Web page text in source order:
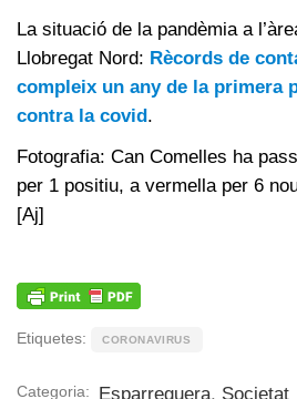
La situació de la pandèmia a
Llobregat Nord: Rècords de
compleix un any de la primera
contra la covid.
Fotografia: Can Comelles ha
per 1 positiu, a vermella per 6
[Aj]
Etiquetes: CORONAVIRUS
Categoria: Esparreguera, Societat